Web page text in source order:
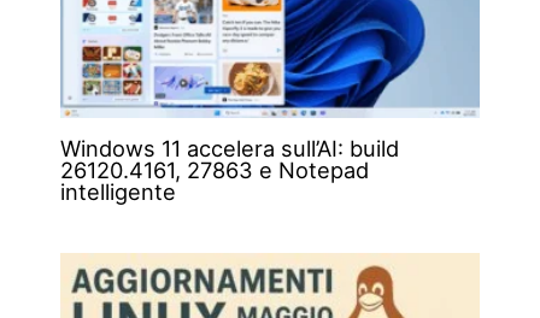
Windows 11 accelera sull’AI: build
26120.4161, 27863 e Notepad
intelligente